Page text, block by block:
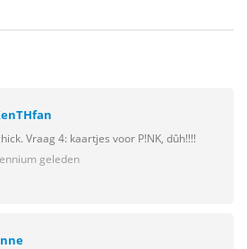
Vraag 4: kaartjes voor P!NK, dûh!!!!
geleden